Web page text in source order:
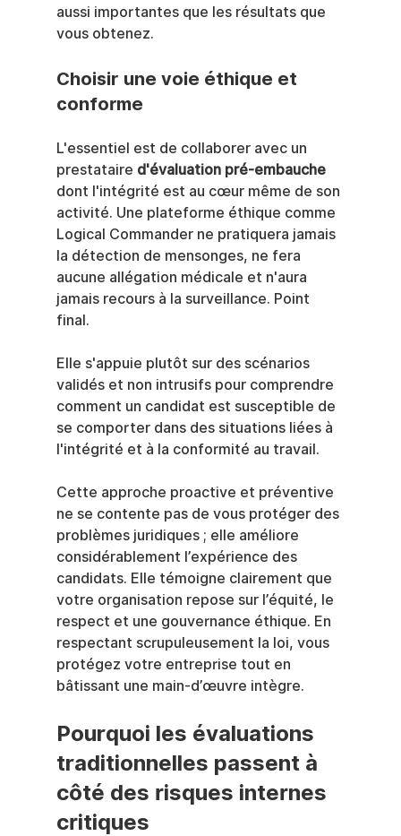
aussi importantes que les résultats que
vous obtenez.
Choisir une voie éthique et
conforme
L'essentiel est de collaborer avec un
prestataire d'évaluation pré-embauche
dont l'intégrité est au cœur même de son
activité. Une plateforme éthique comme
Logical Commander ne pratiquera jamais
la détection de mensonges, ne fera
aucune allégation médicale et n'aura
jamais recours à la surveillance. Point
final.
Elle s'appuie plutôt sur des scénarios
validés et non intrusifs pour comprendre
comment un candidat est susceptible de
se comporter dans des situations liées à
l'intégrité et à la conformité au travail.
Cette approche proactive et préventive
ne se contente pas de vous protéger des
problèmes juridiques ; elle améliore
considérablement l’expérience des
candidats. Elle témoigne clairement que
votre organisation repose sur l’équité, le
respect et une gouvernance éthique. En
respectant scrupuleusement la loi, vous
protégez votre entreprise tout en
bâtissant une main-d’œuvre intègre.
Pourquoi les évaluations
traditionnelles passent à
côté des risques internes
critiques